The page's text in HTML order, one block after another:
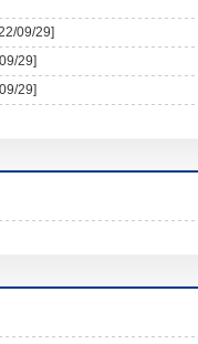
09/29]
29]
29]